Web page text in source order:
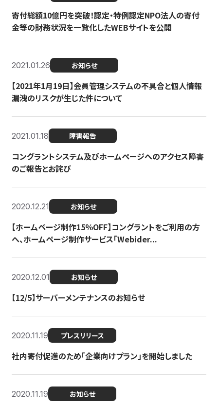
寄付総額10億円を突破！認定・特例認定NPO法人の寄付
金等の財務状況を一覧化したWEBサイトを公開
2021.01.26 お知らせ
【2021年1月19日】会員管理システムの不具合と個人情報
漏洩のリスクが生じた件について
2021.01.18 障害報告
コングラントシステム及びホームページへのアクセス障害
のご報告とお詫び
2020.12.21 お知らせ
【ホームページ制作15％OFF】コングラントをご利用の方
へ、ホームページ制作サービス「Webider...
2020.12.01 お知らせ
【12/5】サーバーメンテナンスのお知らせ
2020.11.19 プレスリリース
社内寄付促進のため「企業向けプラン」を開始しました
2020.11.19 お知らせ